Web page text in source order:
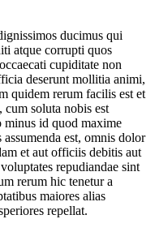
ducimus qui
atque corrupti quos
cupiditate non
deserunt mollitia animi,
quidem rerum facilis est et
soluta nobis est
id quod maxime
est, omnis dolor
et aut officiis debitis aut
repudiandae sint
rerum hic tenetur a
maiores alias
repellat.